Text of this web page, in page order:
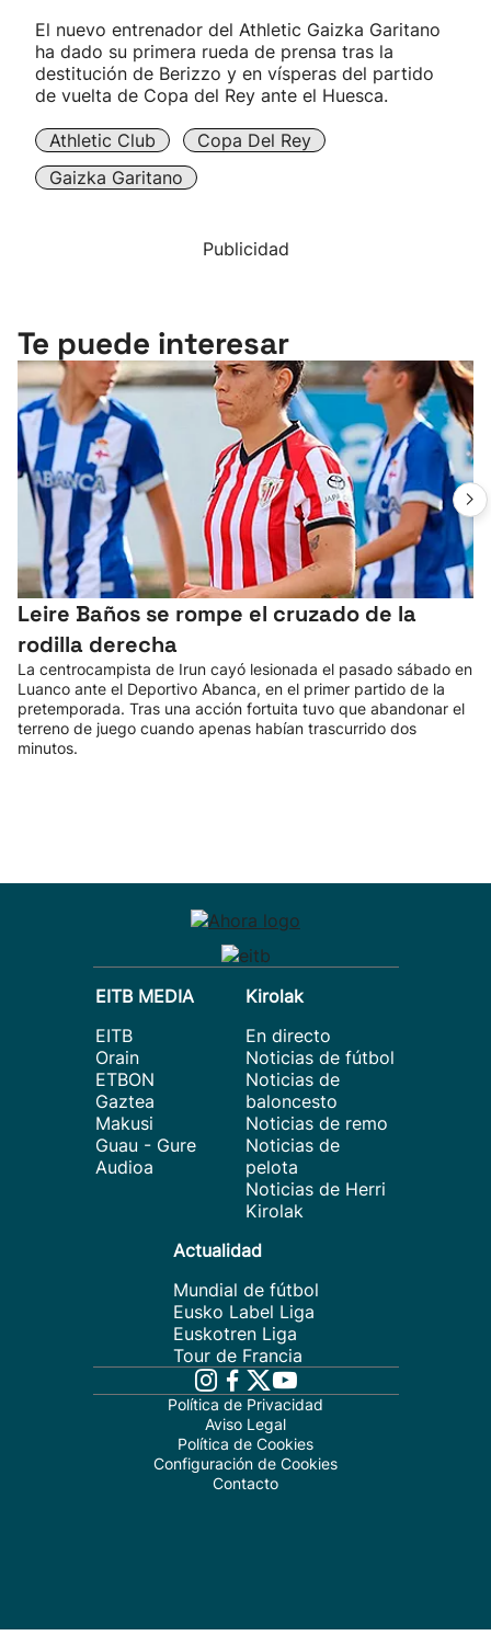
Carreras de montaña
Más deportes
"Helmuga"
El nuevo entrenador del Athletic Gaizka Garitano
ha dado su primera rueda de prensa tras la
destitución de Berizzo y en vísperas del partido
de vuelta de Copa del Rey ante el Huesca.
Athletic Club
Copa Del Rey
Gaizka Garitano
Publicidad
Te puede interesar
Leire Baños se rompe el cruzado de la
rodilla derecha
La centrocampista de Irun cayó lesionada el pasado sábado en
Luanco ante el Deportivo Abanca, en el primer partido de la
pretemporada. Tras una acción fortuita tuvo que abandonar el
terreno de juego cuando apenas habían trascurrido dos
minutos.
EITB MEDIA
EITB
Orain
ETBON
Gaztea
Makusi
Guau - Gure
Audioa
Kirolak
En directo
Noticias de fútbol
Noticias de
baloncesto
Noticias de remo
Noticias de
pelota
Noticias de Herri
Kirolak
Actualidad
Mundial de fútbol
Eusko Label Liga
Euskotren Liga
Tour de Francia
Política de Privacidad
Aviso Legal
Política de Cookies
Configuración de Cookies
Contacto